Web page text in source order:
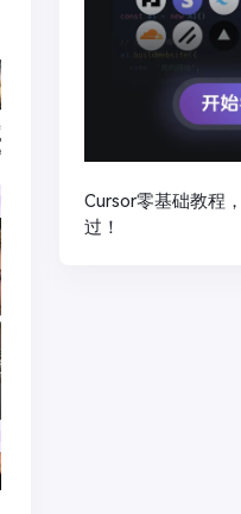
Cursor零基础教程，
过！